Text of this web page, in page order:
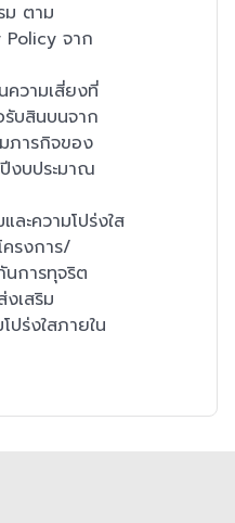
ม ตาม
Policy จาก
ความเสี่ยงที่
รับสินบนจาก
ภารกิจของ
งบประมาณ
ะความโปร่งใส
รงการ/
การทุจริต
เสริม
ปร่งใสภายใน